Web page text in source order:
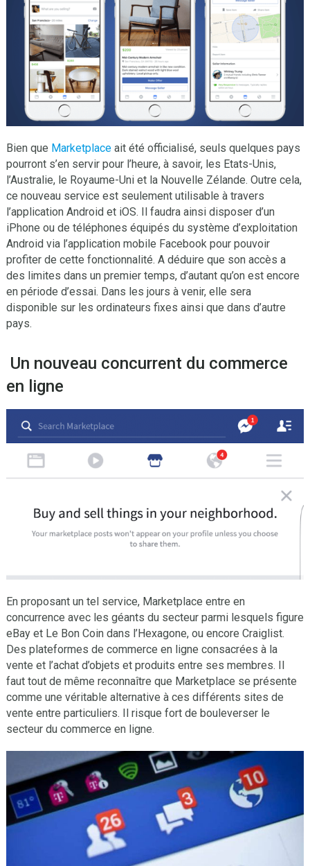
Bien que Marketplaceait été officialisé, seuls quelques pays
pourront s’en servir pour l’heure, à savoir, les Etats-Unis,
l’Australie, le Royaume-Uni et la Nouvelle Zélande. Outre cela,
ce nouveau service est seulement utilisable à travers
l’application Android et iOS. Il faudra ainsi disposer d’un
iPhone ou de téléphones équipés du système d’exploitation
Android via l’application mobile Facebook pour pouvoir
profiter de cette fonctionnalité. A déduire que son accès a
des limites dans un premier temps, d’autant qu’on est encore
en période d’essai. Dans les jours à venir, elle sera
disponible sur les ordinateurs fixes ainsi que dans d’autre
pays.
Un nouveau concurrent du commerce
en ligne
En proposant un tel service, Marketplace entre en
concurrence avec les géants du secteur parmi lesquels figure
eBay et Le Bon Coin dans l’Hexagone, ou encore Craiglist.
Des plateformes de commerce en ligne consacrées à la
vente et l’achat d’objets et produits entre ses membres. Il
faut tout de même reconnaître que Marketplace se présente
comme une véritable alternative à ces différents sites de
vente entre particuliers. Il risque fort de bouleverser le
secteur du commerce en ligne.